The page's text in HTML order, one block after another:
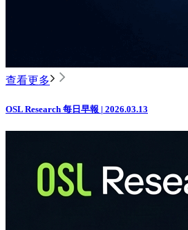
查看更多
OSL Research 每日早報 | 2026.03.13